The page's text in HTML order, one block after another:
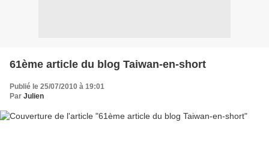
61ème article du blog Taiwan-en-short
Publié le 25/07/2010 à 19:01
Par Julien